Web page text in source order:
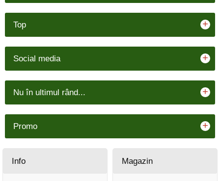
Top +
Social media +
Nu în ultimul rând... +
Promo +
Info Magazin